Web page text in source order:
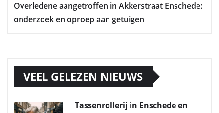
Overledene aangetroffen in Akkerstraat Enschede:
onderzoek en oproep aan getuigen
VEEL GELEZEN NIEUWS
Tassenrollerij in Enschede en